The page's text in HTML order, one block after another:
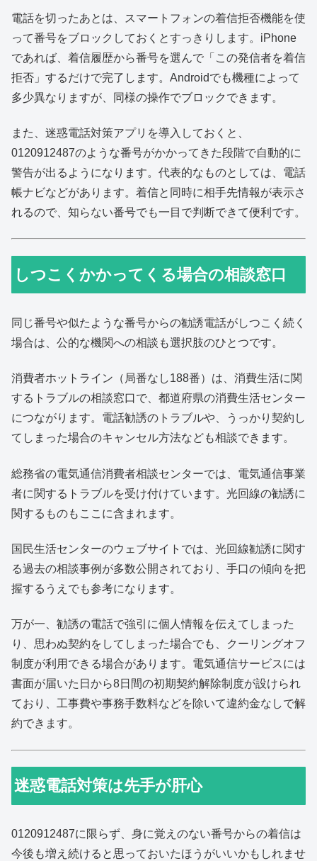
電話を切ったあとは、スマートフォンの着信拒否機能を使
って番号をブロックしておくとすっきりします。iPhone
であれば、着信履歴から番号を選んで「この発信者を着信
拒否」するだけで完了します。Androidでも機種によって
多少異なりますが、同様の操作でブロックできます。
また、迷惑電話対策アプリを導入しておくと、
0120912487のような番号がかかってきた段階で自動的に
警告が出るようになります。代表的なものとしては、電話
帳ナビなどがあります。着信と同時に相手先情報が表示さ
れるので、知らない番号でも一目で判断できて便利です。
しつこくかかってくる場合の相談窓口
同じ番号や似たような番号からの勧誘電話がしつこく続く
場合は、公的な機関への相談も選択肢のひとつです。
消費者ホットライン（局番なし188番）は、消費生活に関
するトラブルの相談窓口で、都道府県の消費生活センター
につながります。電話勧誘のトラブルや、うっかり契約し
てしまった場合のキャンセル方法なども相談できます。
総務省の電気通信消費者相談センターでは、電気通信事業
者に関するトラブルを受け付けています。光回線の勧誘に
関するものもここに含まれます。
国民生活センターのウェブサイトでは、光回線勧誘に関す
る過去の相談事例が多数公開されており、手口の傾向を把
握するうえでも参考になります。
万が一、勧誘の電話で強引に個人情報を伝えてしまった
り、思わぬ契約をしてしまった場合でも、クーリングオフ
制度が利用できる場合があります。電気通信サービスには
書面が届いた日から8日間の初期契約解除制度が設けられ
ており、工事費や事務手数料などを除いて違約金なしで解
約できます。
迷惑電話対策は先手が肝心
0120912487に限らず、身に覚えのない番号からの着信は
今後も増え続けると思っておいたほうがいいかもしれませ